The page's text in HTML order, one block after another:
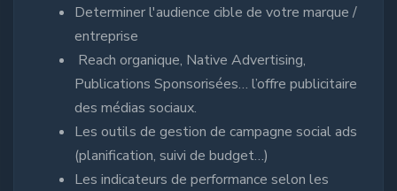
Determiner l'audience cible de votre marque /
entreprise
Reach organique, Native Advertising,
Publications Sponsorisées… l’offre publicitaire
des médias sociaux.
Les outils de gestion de campagne social ads
(planification, suivi de budget…)
Les indicateurs de performance selon les